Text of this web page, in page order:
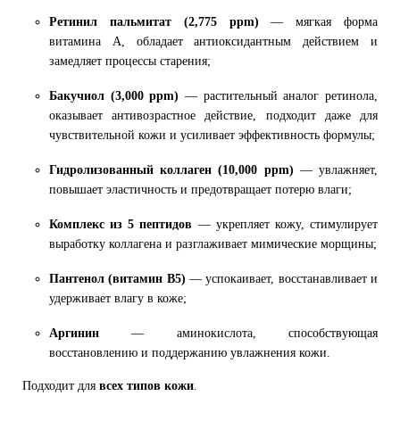
Ретинил пальмитат (2,775 ppm) — мягкая форма
витамина A, обладает антиоксидантным действием и
замедляет процессы старения;
Бакучиол (3,000 ppm) — растительный аналог ретинола,
оказывает антивозрастное действие, подходит даже для
чувствительной кожи и усиливает эффективность формулы;
Гидролизованный коллаген (10,000 ppm) — увлажняет,
повышает эластичность и предотвращает потерю влаги;
Комплекс из 5 пептидов — укрепляет кожу, стимулирует
выработку коллагена и разглаживает мимические морщины;
Пантенол (витамин B5) — успокаивает, восстанавливает и
удерживает влагу в коже;
Аргинин — аминокислота, способствующая
восстановлению и поддержанию увлажнения кожи.
Подходит для всех типов кожи.